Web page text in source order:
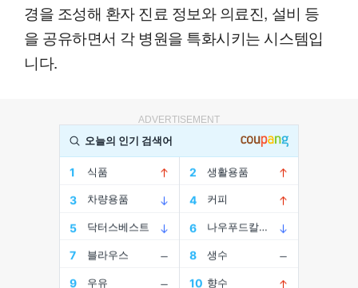
경을 조성해 환자 진료 정보와 의료진, 설비 등
을 공유하면서 각 병원을 특화시키는 시스템입
니다.
ADVERTISEMENT